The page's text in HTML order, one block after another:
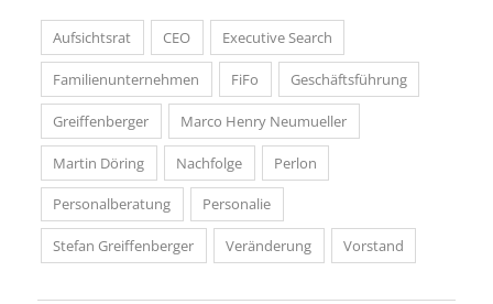
Aufsichtsrat CEO Executive Search
Familienunternehmen FiFo Geschäftsführung
Greiffenberger Marco Henry Neumueller
Martin Döring Nachfolge Perlon
Personalberatung Personalie
Stefan Greiffenberger Veränderung Vorstand